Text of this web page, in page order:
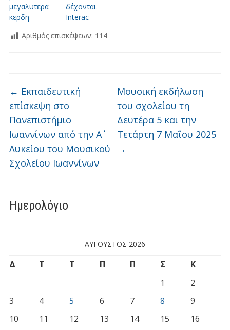
Ημερολόγιο
ΑΎΓΟΥΣΤΟΣ 2026
Δ Τ Τ Π Π Σ
Κ
1
2
3
4 5 6 7 8
9
10
11 12 13 14 15
16
μεγαλυτερα
κερδη
δέχονται
Interac
Αριθμός επισκέψεων: 114
← Εκπαιδευτική
επίσκεψη στο
Πανεπιστήμιο
Ιωαννίνων από την Α΄
Λυκείου του Μουσικού
Σχολείου Ιωαννίνων
Μουσική εκδήλωση
του σχολείου τη
Δευτέρα 5 και την
Τετάρτη 7 Μαΐου 2025
→